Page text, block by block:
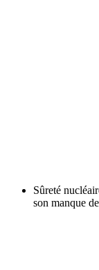
Sûreté
son manque